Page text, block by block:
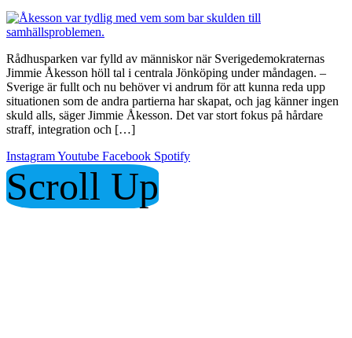
Rådhusparken var fylld av människor när Sverigedemokraternas
Jimmie Åkesson höll tal i centrala Jönköping under måndagen. –
Sverige är fullt och nu behöver vi andrum för att kunna reda upp
situationen som de andra partierna har skapat, och jag känner ingen
skuld alls, säger Jimmie Åkesson. Det var stort fokus på hårdare
straff, integration och […]
InstagramYoutube Facebook Spotify
Scroll Up